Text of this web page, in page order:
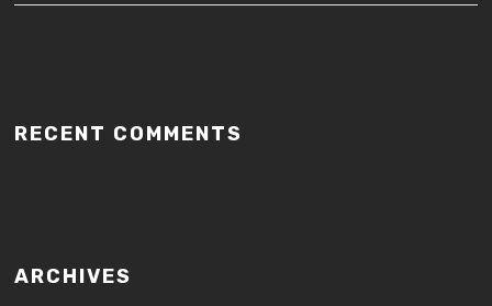
RECENT COMMENTS
ARCHIVES